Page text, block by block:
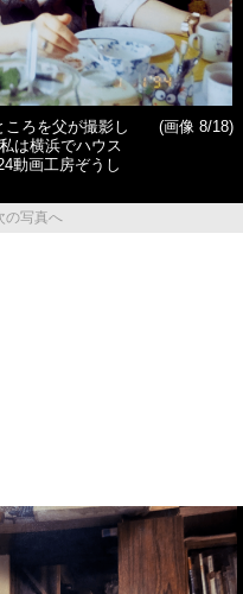
ろを父が撮影し
は横浜でハウス
動画工房ぞうし
(画像 8/18)
の写真へ